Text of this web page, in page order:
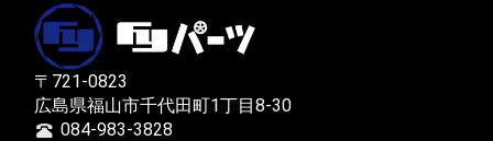
〒721-0823
広島県福山市千代田町1丁目8-30
084-983-3828